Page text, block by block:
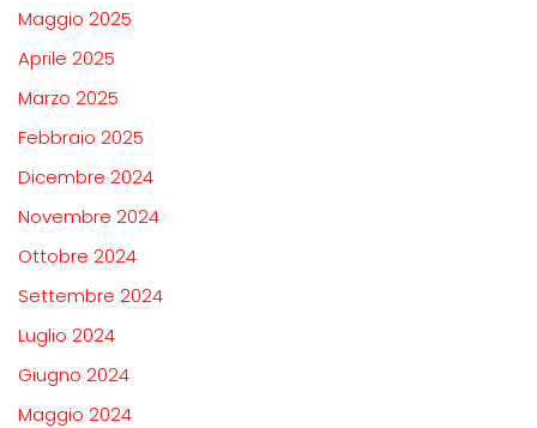
Maggio 2025
Aprile 2025
Marzo 2025
Febbraio 2025
Dicembre 2024
Novembre 2024
Ottobre 2024
Settembre 2024
Luglio 2024
Giugno 2024
Maggio 2024